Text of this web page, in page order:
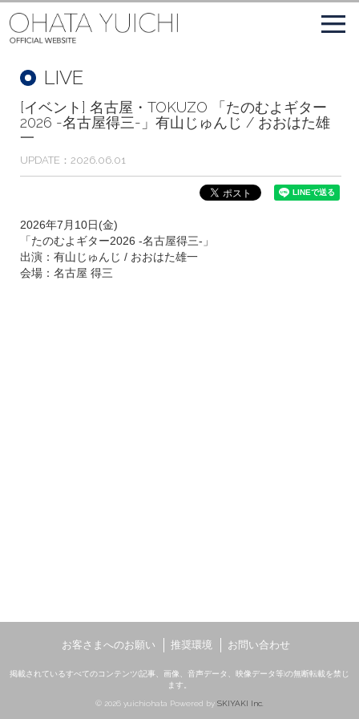
LIVE
[イベント] 名古屋・TOKUZO 「たのむよギター
2026 -名古屋得三-」有山じゅんじ / おおはた雄
一
UPDATE 2026.06.01
2026年7月10日(金)
「たのむよギター2026 -名古屋得三-」
出演：有山じゅんじ / おおはた雄一
会場：名古屋 得三
お客さまへのお願い 推奨環境 お問い合わせ
掲載されているすべてのコンテンツ(記事、画像、音声データ、映像データ等)の無断転載を禁じ
ます。
© 2026 yuichiohata Powered by SKIYAKI Inc.